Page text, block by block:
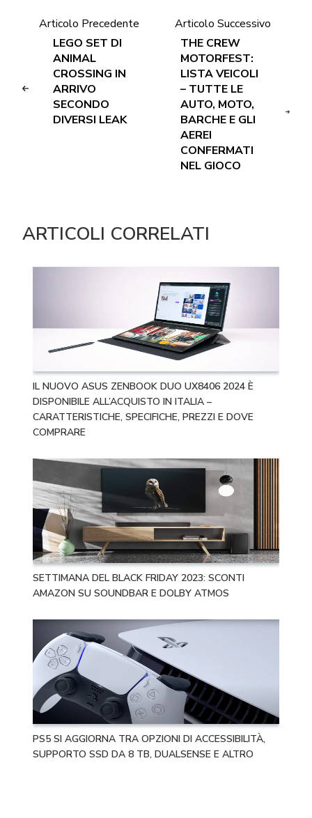
Articolo Precedente
LEGO SET DI
ANIMAL
CROSSING IN
ARRIVO
SECONDO
DIVERSI LEAK
Articolo Successivo
THE CREW
MOTORFEST:
LISTA VEICOLI
– TUTTE LE
AUTO, MOTO,
BARCHE E GLI
AEREI
CONFERMATI
NEL GIOCO
ARTICOLI CORRELATI
IL NUOVO ASUS ZENBOOK DUO UX8406 2024 È
DISPONIBILE ALL’ACQUISTO IN ITALIA –
CARATTERISTICHE, SPECIFICHE, PREZZI E DOVE
COMPRARE
SETTIMANA DEL BLACK FRIDAY 2023: SCONTI
AMAZON SU SOUNDBAR E DOLBY ATMOS
PS5 SI AGGIORNA TRA OPZIONI DI ACCESSIBILITÀ,
SUPPORTO SSD DA 8 TB, DUALSENSE E ALTRO